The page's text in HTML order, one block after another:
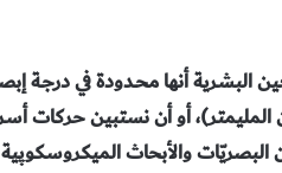
أنها محـدودة في درجـة
أو أن نستبين حركات
والأبحاث الميكروسكوپية